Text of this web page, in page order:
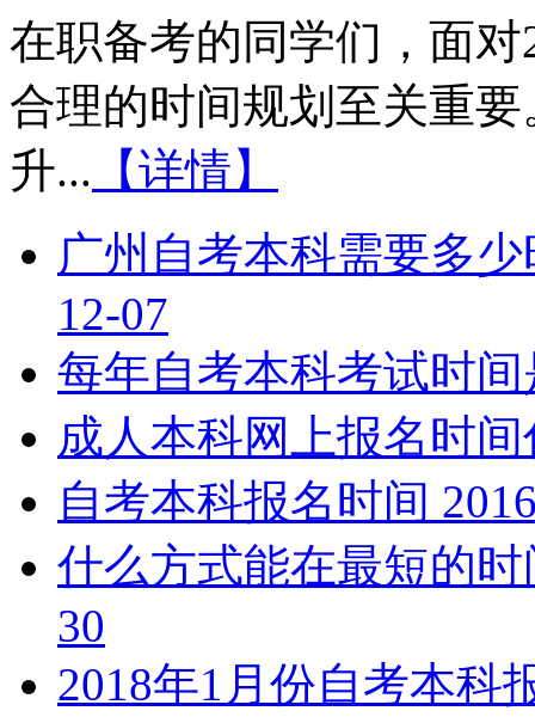
在职备考的同学们，面
合理的时间规划至关重
升... 【详情】
广州自考本科需要多
12-07
每年自考本科考试时
成人本科网上报名时
自考本科报名时间
什么方式能在最短的
30
2018年1月份自考本科